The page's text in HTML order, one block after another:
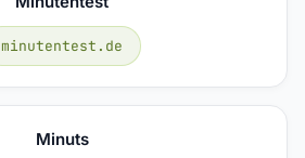
minutentest.de
Minuts